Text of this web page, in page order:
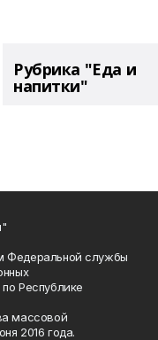
Рубрика "Еда и
напитки"
Федеральной службы
Республике
массовой
2016 года.